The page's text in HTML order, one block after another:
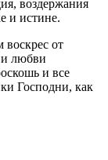
воздержания
и истине.
воскрес от
и любви
и все
Господни, как